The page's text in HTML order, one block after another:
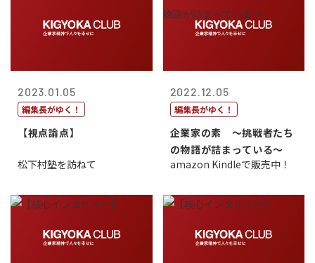
2023.01.05
編集長がゆく！
【視点論点】
松下村塾を訪ねて
2022.12.05
編集長がゆく！
企業家の素 〜挑戦者たち
の物語が詰まっている〜
amazon Kindleで販売中！